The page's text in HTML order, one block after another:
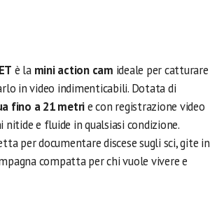
è la mini action cam ideale per catturare
in video indimenticabili. Dotata di
fino a 21 metrie con registrazione video
e fluide in qualsiasi condizione.
per documentare discese sugli sci, gite in
compatta per chi vuole vivere e